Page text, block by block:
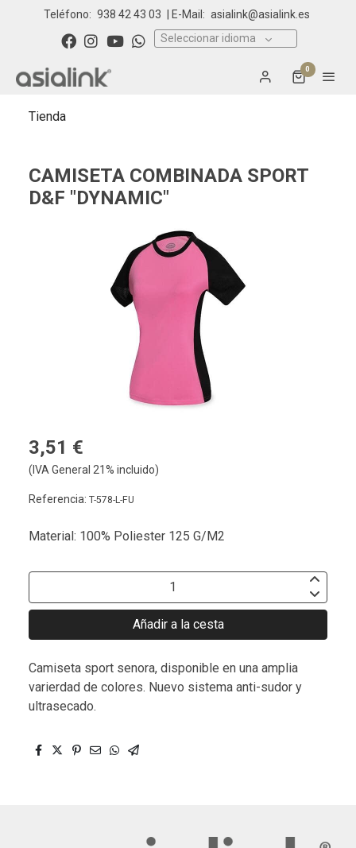
Teléfono: 938 42 43 03 | E-Mail: asialink@asialink.es
Seleccionar idioma
0
Tienda
CAMISETA COMBINADA SPORT
D&F "DYNAMIC"
3,51 €
(IVA General 21% incluido)
Referencia: T-578-L-FU
Material: 100% Poliester 125 G/M2
Añadir a la cesta
Camiseta sport senora, disponible en una amplia
varierdad de colores. Nuevo sistema anti-sudor y
ultrasecado.